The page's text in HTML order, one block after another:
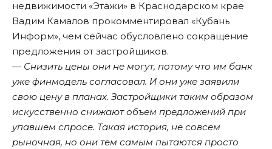
недвижимости «Этажи» в Краснодарском крае
Вадим Камалов прокомментировал «Кубань
Информ», чем сейчас обусловлено сокращение
предложения от застройщиков.
— Снизить цены они не могут, потому что им банк
уже финмодель согласовал. И они уже заявили
свою цену в планах. Застройщики таким образом
искусственно снижают объем предложений при
упавшем спросе. Такая история, не совсем
рыночная, но они тем самым пытаются просто